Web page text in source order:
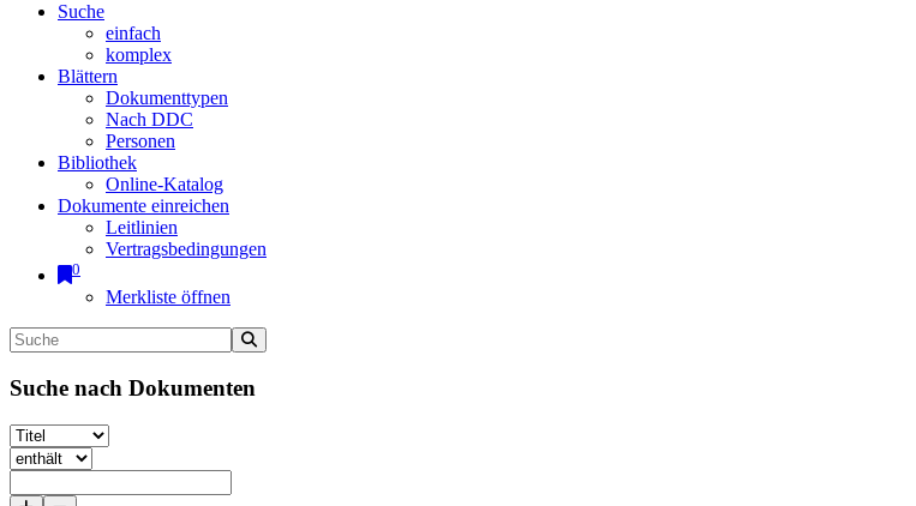
Suche
einfach
komplex
Blättern
Dokumenttypen
Nach DDC
Personen
Bibliothek
Online-Katalog
Dokumente einreichen
Leitlinien
Vertragsbedingungen
0
Merkliste öffnen
Suche nach Dokumenten